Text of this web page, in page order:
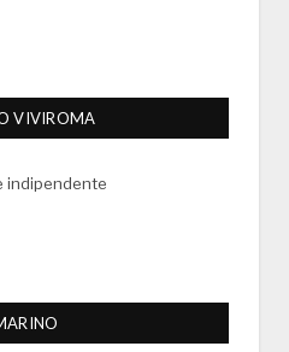
VIVIROMA
indipendente